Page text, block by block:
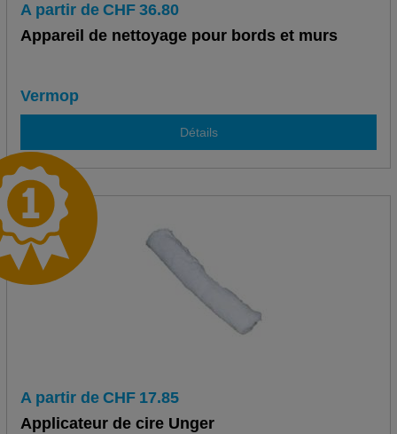
A partir de CHF 36.80
Appareil de nettoyage pour bords et murs
Vermop
Détails
A partir de CHF 17.85
Applicateur de cire Unger